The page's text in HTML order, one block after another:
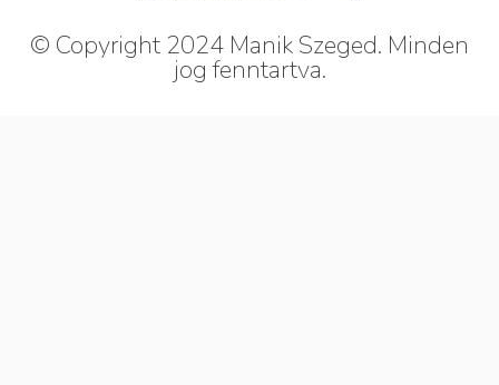
© Copyright 2024 Manik Szeged. Minden
jog fenntartva.